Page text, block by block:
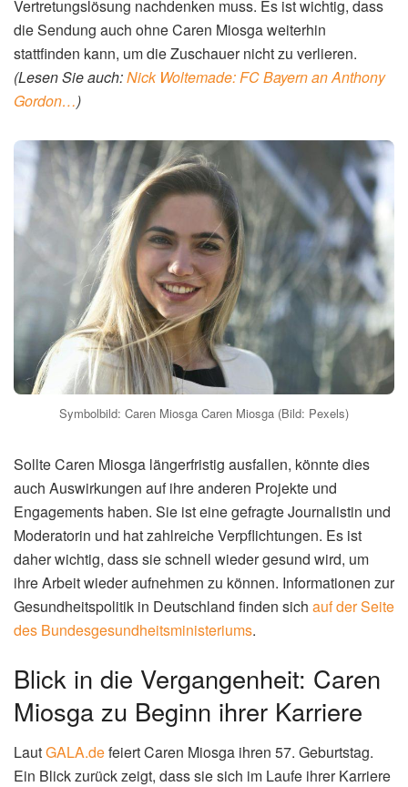
Vertretungslösung nachdenken muss. Es ist wichtig, dass
die Sendung auch ohne Caren Miosga weiterhin
stattfinden kann, um die Zuschauer nicht zu verlieren.
(Lesen Sie auch:Nick Woltemade: FC Bayern an Anthony
Gordon…)
Symbolbild: Caren Miosga Caren Miosga (Bild: Pexels)
Sollte Caren Miosga längerfristig ausfallen, könnte dies
auch Auswirkungen auf ihre anderen Projekte und
Engagements haben. Sie ist eine gefragte Journalistin und
Moderatorin und hat zahlreiche Verpflichtungen. Es ist
daher wichtig, dass sie schnell wieder gesund wird, um
ihre Arbeit wieder aufnehmen zu können. Informationen zur
Gesundheitspolitik in Deutschland finden sich auf der Seite
des Bundesgesundheitsministeriums.
Blick in die Vergangenheit: Caren
Miosga zu Beginn ihrer Karriere
LautGALA.defeiert Caren Miosga ihren 57. Geburtstag.
Ein Blick zurück zeigt, dass sie sich im Laufe ihrer Karriere